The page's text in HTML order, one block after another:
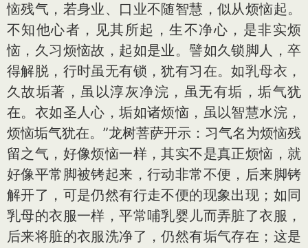
恼残气，若身业、口业不随智慧，似从烦恼起。
不知他心者，见其所起，生不净心，是非实烦
恼，久习烦恼故，起如是业。譬如久锁脚人，卒
得解脱，行时虽无有锁，犹有习在。如乳母衣，
久故垢著，虽以淳灰净浣，虽无有垢，垢气犹
在。衣如圣人心，垢如诸烦恼，虽以智慧水浣，
烦恼垢气犹在。”龙树菩萨开示：习气名为烦恼残
留之气，好像烦恼一样，其实不是真正烦恼，就
好像平常脚被铐起来，行动非常不便，后来脚铐
解开了，可是仍然有行走不便的现象出现；如同
乳母的衣服一样，平常哺乳婴儿而弄脏了衣服，
后来将脏的衣服洗净了，仍然有垢气存在；这是